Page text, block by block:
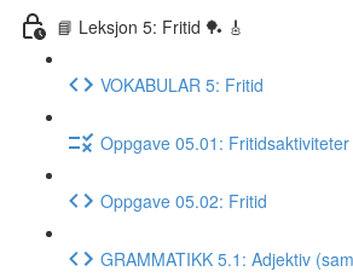
📘 Leksjon 5: Fritid 🏓 🎸
VOKABULAR 5: Fritid
Oppgave 05.01: Fritidsaktiviteter
Oppgave 05.02: Fritid
GRAMMATIKK 5.1: Adjektiv